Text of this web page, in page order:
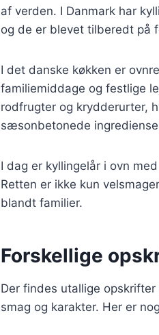
af verden. I Danmark har
og de er blevet tilberedt på
I det danske køkken er
familiemiddage og festlige
rodfrugter og krydderurter,
sæsonbetonede
I dag er kyllingelår i ovn
Retten er ikke kun
blandt familier.
Forskellige
Der findes utallige
smag og karakter. Her er